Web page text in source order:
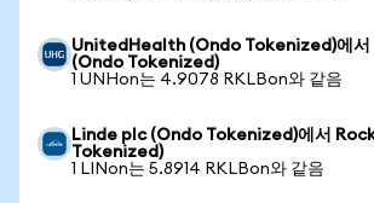
UnitedHealth (Ondo Tokenized)에
(Ondo Tokenized)
1 UNHon는 4.9078 RKLBon와 같음
Linde plc (Ondo Tokenized)에서
Tokenized)
1 LINon는 5.8914 RKLBon와 같음